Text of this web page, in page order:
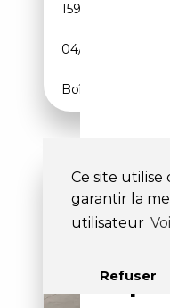
Ce site utilise
garantir la
utilisateur
Refuser
159 000 km
04/2015
Boîte manuelle